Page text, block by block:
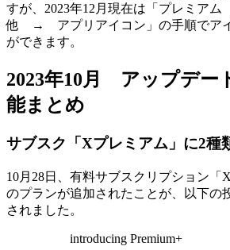
すが、2023年12月現在は「プレ
他 → アプリアイコン」の手順でアイ
ができます。
2023年10月 アップデー
能まとめ
サブスク「Xプレミアム」に2種
10月28日、有料サブスクリプション「
のプランが追加されたことが、以下の
されました。
introducing Premium+